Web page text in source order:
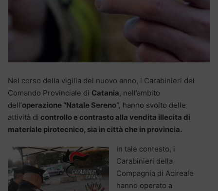
Nel corso della vigilia del nuovo anno, i Carabinieri del
Comando Provinciale di Catania, nell’ambito
dell’operazione “Natale Sereno”, hanno svolto delle
attività di controllo e contrasto alla vendita illecita di
materiale pirotecnico, sia in città che in provincia.
In tale contesto, i
Carabinieri della
Compagnia di Acireale
hanno operato a